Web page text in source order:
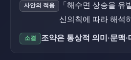
사안의 적용
「해수면 상승을
신의칙에 따라 해석
소결 조약은 통상적 의미·문맥